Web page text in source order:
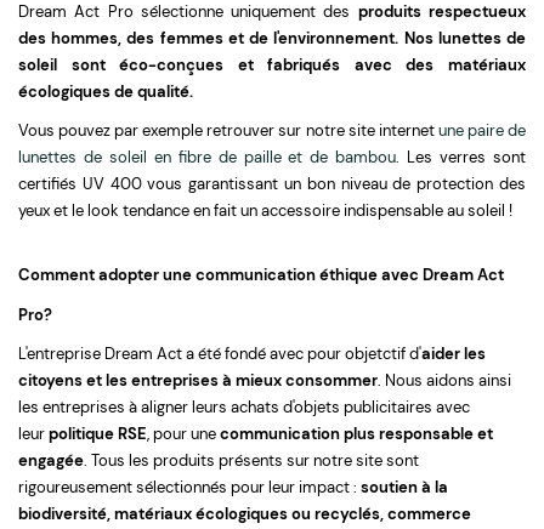
Dream Act Pro sélectionne uniquement des produits respectueux
des hommes, des femmes et de l'environnement. Nos lunettes de
soleil sont éco-conçues et fabriqués avec des matériaux
écologiques de qualité.
Vous pouvez par exemple retrouver sur notre site internetune paire de
lunettes de soleil en fibre de paille et de bambou. Les verres sont
certifiés UV 400 vous garantissant un bon niveau de protection des
yeux et le look tendance en fait un accessoire indispensable au soleil !
Comment adopter une communication éthique avec Dream Act
Pro?
L'entreprise Dream Act a été fondé avec pour objetctif d'aider les
citoyens et les entreprises à mieux consommer. Nous aidons ainsi
les entreprises à aligner leurs achats d'objets publicitaires avec
leurpolitique RSE, pour unecommunication plus responsable et
engagée. Tous les produits présents sur notre site sont
rigoureusement sélectionnés pour leur impact : soutien à la
biodiversité, matériaux écologiques ou recyclés, commerce